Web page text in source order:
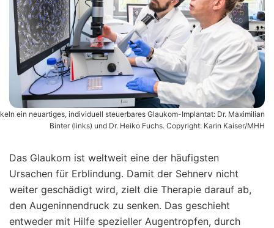
ein neuartiges, individuell steuerbares Glaukom-Implantat: Dr. Maximilian
Binter (links) und Dr. Heiko Fuchs. Copyright: Karin Kaiser/MHH
Das Glaukom ist weltweit eine der häufigsten
Ursachen für Erblindung. Damit der Sehnerv nicht
weiter geschädigt wird, zielt die Therapie darauf ab,
den Augeninnendruck zu senken. Das geschieht
entweder mit Hilfe spezieller Augentropfen, durch